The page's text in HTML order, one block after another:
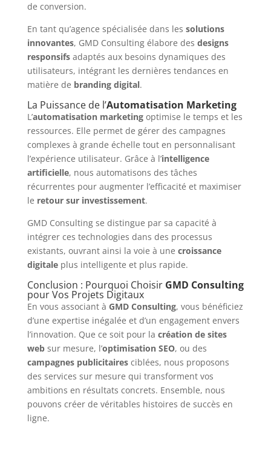
de conversion.
En tant qu’agence spécialisée dans les solutions
innovantes, GMD Consulting élabore des designs
responsifsadaptés aux besoins dynamiques des
utilisateurs, intégrant les dernières tendances en
matière de branding digital.
La Puissance de l’Automatisation Marketing
L’automatisation marketingoptimise le temps et les
ressources. Elle permet de gérer des campagnes
complexes à grande échelle tout en personnalisant
l’expérience utilisateur. Grâce à l’intelligence
artificielle, nous automatisons des tâches
récurrentes pour augmenter l’efficacité et maximiser
le retour sur investissement.
GMD Consulting se distingue par sa capacité à
intégrer ces technologies dans des processus
existants, ouvrant ainsi la voie à une croissance
digitaleplus intelligente et plus rapide.
Conclusion : Pourquoi Choisir GMD Consulting
pour Vos Projets Digitaux
En vous associant à GMD Consulting, vous bénéficiez
d’une expertise inégalée et d’un engagement envers
l’innovation. Que ce soit pour la création de sites
websur mesure, l’optimisation SEO, ou des
campagnes publicitairesciblées, nous proposons
des services sur mesure qui transforment vos
ambitions en résultats concrets. Ensemble, nous
pouvons créer de véritables histoires de succès en
ligne.